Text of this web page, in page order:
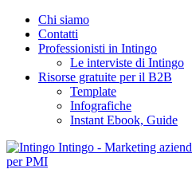
Chi siamo
Contatti
Professionisti in Intingo
Le interviste di Intingo
Risorse gratuite per il B2B
Template
Infografiche
Instant Ebook, Guide
Intingo - Marketing
per PMI